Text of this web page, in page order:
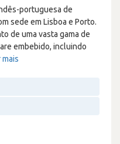
portuguesa de
sede em Lisboa e Porto.
de uma vasta gama de
embebido, incluindo
mais